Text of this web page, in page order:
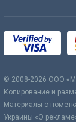
© 2008-2026 ООО
Копирование и
Материалы с
Украины «О